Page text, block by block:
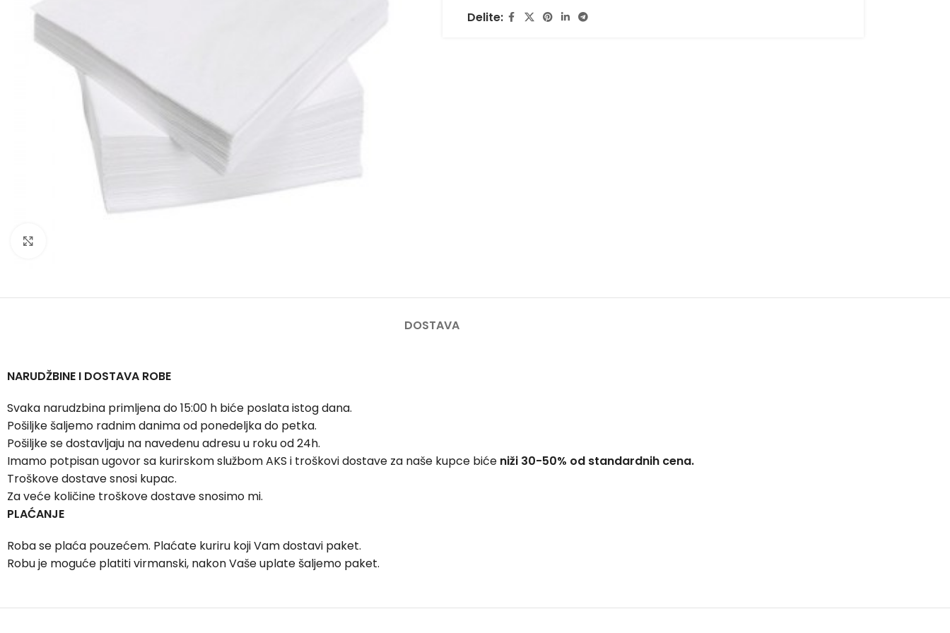
Delite:
DOSTAVA
NARUDŽBINE I DOSTAVA ROBE
Svaka narudzbina primljena do 15:00 h biće poslata istog dana.
Pošiljke šaljemo radnim danima od ponedeljka do petka.
Pošiljke se dostavljaju na navedenu adresu u roku od 24h.
Imamo potpisan ugovor sa kurirskom službom AKS i troškovi dostave za naše kupce biće niži 30-50% od standardnih cena.
Troškove dostave snosi kupac.
Za veće količine troškove dostave snosimo mi.
PLAĆANJE
Roba se plaća pouzećem. Plaćate kuriru koji Vam dostavi paket.
Robu je moguće platiti virmanski, nakon Vaše uplate šaljemo paket.